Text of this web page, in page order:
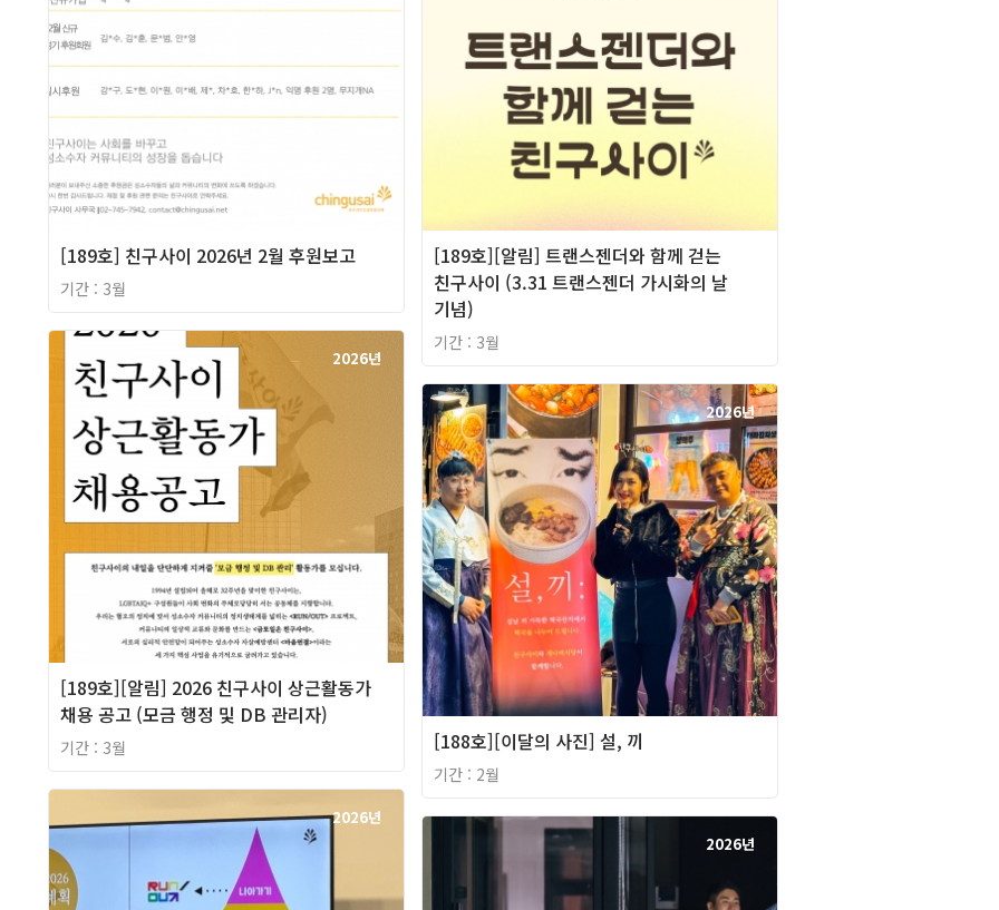
[189호] 친구사이 2026년 2월 후원보고
기간 : 3월
[189호][알림] 트랜스젠더와 함께 걷는
친구사이 (3.31 트랜스젠더 가시화의 날
기념)
기간 : 3월
2026년
[189호][알림] 2026 친구사이 상근활동가
채용 공고 (모금 행정 및 DB 관리자)
기간 : 3월
2026년
[188호][이달의 사진] 설, 끼
기간 : 2월
2026년
2026년